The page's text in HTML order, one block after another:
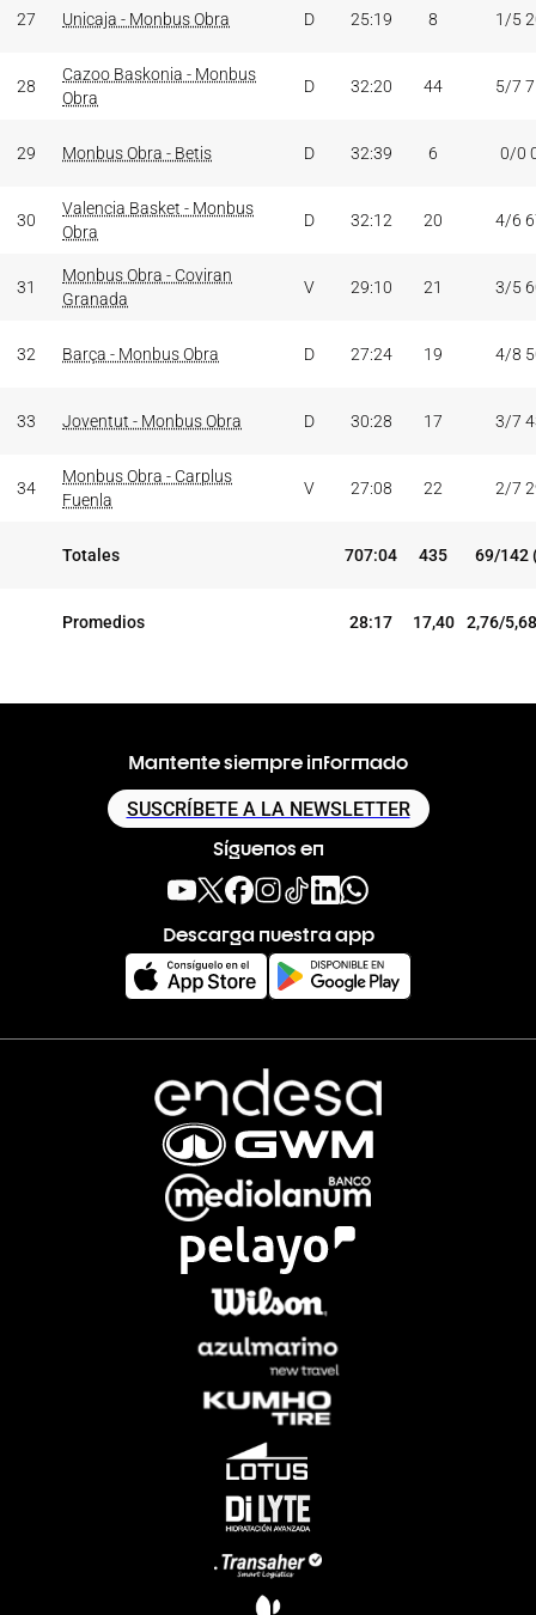
27 Unicaja - Monbus Obra D 25:19 8 1/5
28
Cazoo Baskonia - Monbus
Obra
D 32:20 44 5/7
29 Monbus Obra - Betis D 32:39 6 0/0
30
Valencia Basket - Monbus
Obra
D 32:12 20 4/6
31
Monbus Obra - Coviran
Granada
V 29:10 21 3/5
32 Barça - Monbus Obra D 27:24 19 4/8
33 Joventut - Monbus Obra D 30:28 17 3/7
34
Monbus Obra - Carplus
Fuenla
V 27:08 22 2/7
Totales 707:04 435 69/142
Promedios 28:17 17,40 2,76/
Mantente siempre informado
SUSCRÍBETE A LA NEWSLETTER
Síguenos en
Descarga nuestra app